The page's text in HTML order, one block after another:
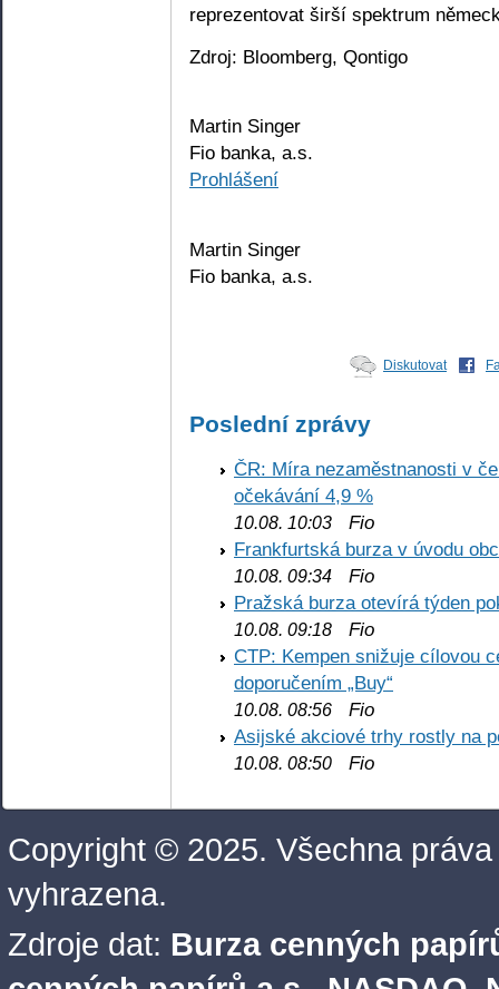
reprezentovat širší spektrum
Zdroj: Bloomberg, Qontigo
Martin Singer
Fio banka, a.s.
Prohlášení
Martin Singer
Fio banka, a.s.
Diskutovat
Poslední zprávy
ČR: Míra nezaměstnanosti v
očekávání 4,9 %
10.08. 10:03 Fio
Frankfurtská burza v úvodu
10.08. 09:34 Fio
Pražská burza otevírá týden
10.08. 09:18 Fio
CTP: Kempen snižuje cílovou
doporučením „Buy“
10.08. 08:56 Fio
Asijské akciové trhy rostly na
10.08. 08:50 Fio
Copyright © 2025. Všechna práva
vyhrazena.
Zdroje dat: Burza cenných